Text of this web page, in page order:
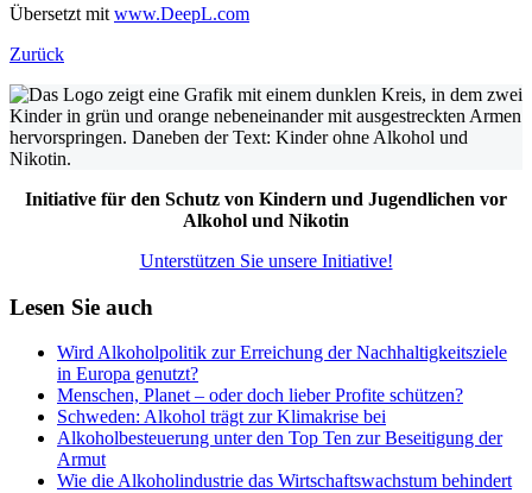
Übersetzt mit www.DeepL.com
Zurück
Initiative für den Schutz von Kindern und Jugendlichen vor
Alkohol und Nikotin
Unterstützen Sie unsere Initiative!
Lesen Sie auch
Wird Alkoholpolitik zur Erreichung der Nachhaltigkeitsziele
in Europa genutzt?
Menschen, Planet ‒ oder doch lieber Profite schützen?
Schweden: Alkohol trägt zur Klimakrise bei
Alkoholbesteuerung unter den Top Ten zur Beseitigung der
Armut
Wie die Alkoholindustrie das Wirtschaftswachstum behindert